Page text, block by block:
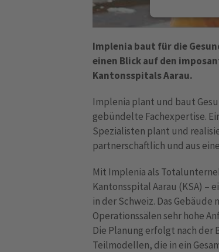
powered by
Implenia baut für die
einen Blick auf den
Kantonsspitals Aarau.
Implenia plant und baut
gebündelte Fachexpertise.
Spezialisten plant und
partnerschaftlich und aus
Mit Implenia als
Kantonsspital Aarau (KSA) –
in der Schweiz. Das
Operationssälen sehr hohe
Die Planung erfolgt nach der
Teilmodellen, die in ein